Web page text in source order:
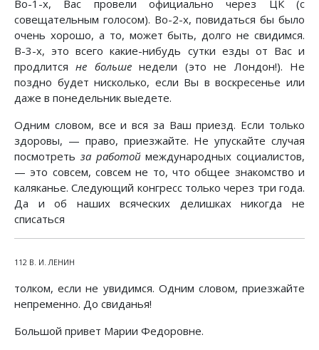
Во-1-х, Вас провели официально через ЦК (с
совещательным голосом). Во-2-х, повидаться бы было
очень хорошо, а то, может быть, долго не свидимся.
В-3-х, это всего какие-нибудь сутки езды от Вас и
продлитсяне большенедели (это не Лондон!). Не
поздно будет нисколько, если Вы в воскресенье или
даже в понедельник выедете.
Одним словом, все и вся за Ваш приезд. Если только
здоровы, — право, приезжайте. Не упускайте случая
посмотреть за работоймеждународных социалистов,
— это совсем, совсем не то, что общее знакомство и
каляканье. Следующий конгресс только через три года.
Да и об наших всяческих делишках никогда не
списаться
112 В. И. ЛЕНИН
толком, если не увидимся. Одним словом, приезжайте
непременно. До свиданья!
Большой привет Марии Федоровне.